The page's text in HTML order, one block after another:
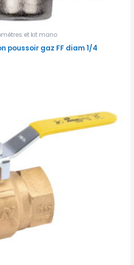
et kit mano
poussoir gaz FF diam 1/4